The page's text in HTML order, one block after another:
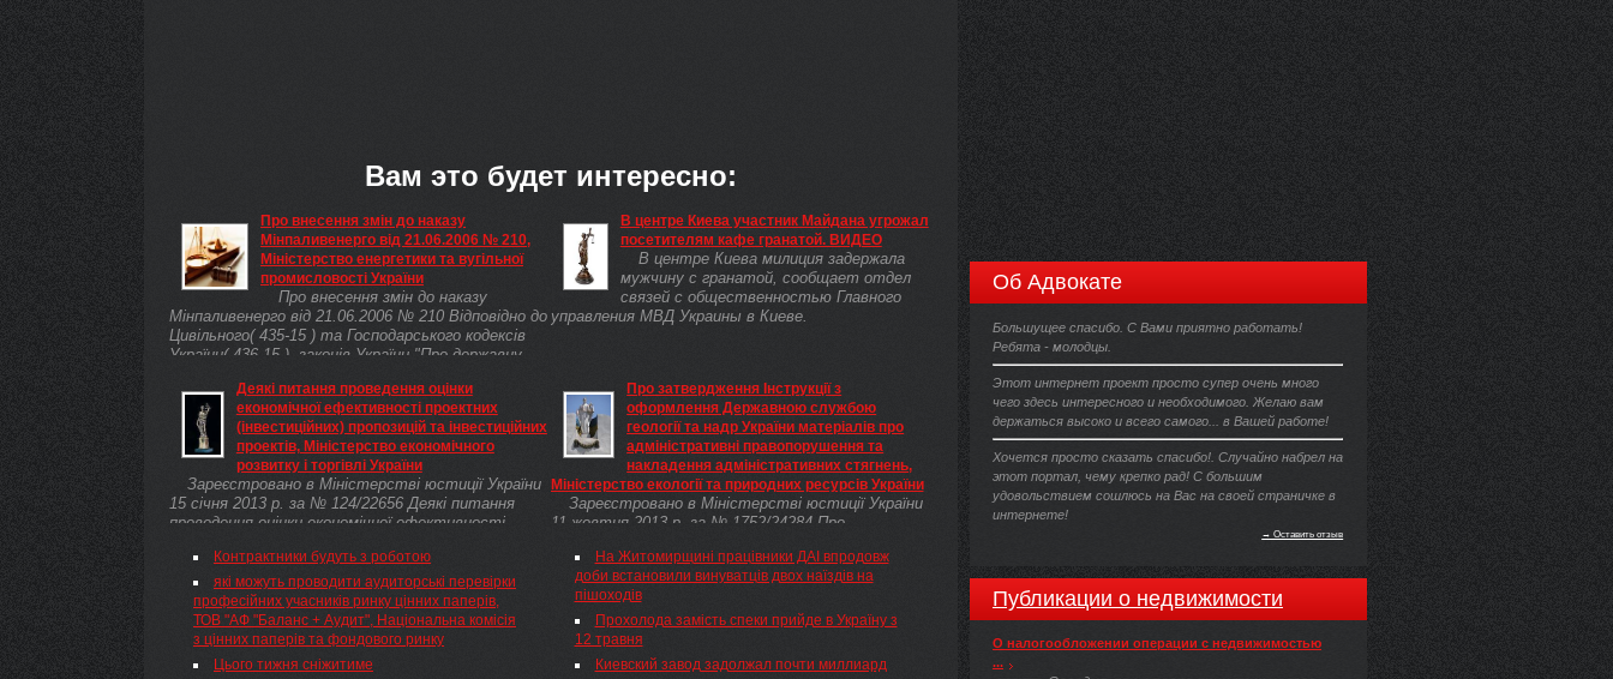
Вам это будет интересно:
Про внесення змін до наказу
Мінпаливенерго від 21.06.2006 № 210,
Міністерство енергетики та вугільної
промисловості України
Про внесення змін до наказу
Мінпаливенерго від 21.06.2006 № 210 Відповідно до
Цивільного( 435-15 ) та Господарського кодексів
України( 436-15 ), законів України "Про державну
підприємців"( 755-15 ), "Про управління об'єктами
державної власності"( 185-16 ), Положення про
Міністерство енергетики та вугільної
промисловості України( 382/2011 ), затвердженого
Указом Президента України від 06.04.2011 №
382/2011, враховуючи клопотання голови
ліквідаційної комісії ДП
"Укренергоналадкавимірювання" Серебрякова О. В.
від 06.11.2013 № 17, НАКАЗУЮ:
Деякі питання проведення оцінки
економічної ефективності проектних
(інвестиційних) пропозицій та інвестиційних
проектів, Міністерство економічного
розвитку і торгівлі України
Зареєстровано в Міністерстві юстиції України
15 січня 2013 р. за № 124/22656 Деякі питання
проведення оцінки економічної ефективності
інвестиційних проектів
Контрактники будуть з роботою
які можуть проводити аудиторські перевірки
професійних учасників ринку цінних паперів,
ТОВ "АФ "Баланс + Аудит", Національна комісія
з цінних паперів та фондового ринку
Цього тижня сніжитиме
В центре Киева участник Майдана угрожал
посетителям кафе гранатой. ВИДЕО
В центре Киева милиция задержала
мужчину с гранатой, сообщает отдел
связей с общественностью Главного
управления МВД Украины в Киеве.
Про затвердження Інструкції з
оформлення Державною службою
геології та надр України матеріалів про
адміністративні правопорушення та
накладення адміністративних стягнень,
Міністерство екології та природних ресурсів України
Зареєстровано в Міністерстві юстиції України
11 жовтня 2013 р. за № 1752/24284 Про
Державною службою геології та надр України
матеріалів про адміністративні правопорушення
та накладення адміністративних стягнень
На Житомирщині працівники ДАІ впродовж
доби встановили винуватців двох наїздів на
пішоходів
Прохолода замість спеки прийде в Україну з
12 травня
Киевский завод задолжал почти миллиард
Об Адвокате
Большущее спасибо. С Вами приятно работать!
Ребята - молодцы.
Этот интернет проект просто супер очень много
чего здесь интересного и необходимого. Желаю вам
держаться высоко и всего самого... в Вашей работе!
Хочется просто сказать спасибо!. Случайно набрел на
этот портал, чему крепко рад! С большим
удовольствием сошлюсь на Вас на своей страничке в
интернете!
→ Оставить отзыв
Публикации о недвижимости
О налогообложении операции с недвижимостью
...